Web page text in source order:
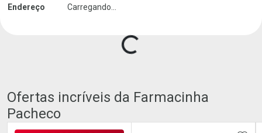
Endereço Carregando...
Carregando produtos do seller...
Ofertas incríveis da Farmacinha
Pacheco